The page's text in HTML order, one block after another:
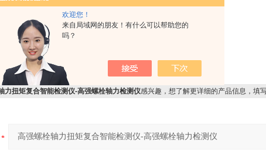
欢迎您！
来自局域网的朋友！有什么可以帮助您的
吗？
±1.0%
≤0.5%
±1.0%
8k
力扭矩复合智能检测仪-高强螺栓轴力检测仪感兴趣，想了解更详细的产品信息，填